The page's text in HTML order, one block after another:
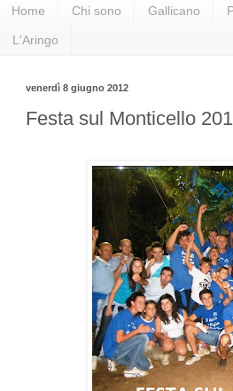
Home Chi sono Gallicano
L'Aringo
venerdì 8 giugno 2012
Festa sul Monticello